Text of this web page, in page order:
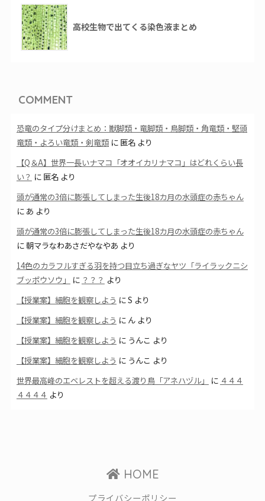
高校生物で出てくる染色液まとめ
COMMENT
恐竜のタイプ分けまとめ：獣脚類・竜脚類・鳥脚類・角竜類・堅頭
竜類・よろい竜類・剣竜類に 匿名より
【Q＆A】世界一長いナマコ「オオイカリナマコ」はどれくらい長
い？ に 匿名より
頭が通常の3倍に膨張してしまった生後18カ月の水頭症の赤ちゃん
に あ より
頭が通常の3倍に膨張してしまった生後18カ月の水頭症の赤ちゃん
に朝マラなわあさだやなやあ より
14色のカラフルすぎる羽を持つ目立ち過ぎなヤツ「ライラックニシ
ブッポウソウ」
に ？？？ より
【授業案】細胞を観察しよう にS より
【授業案】細胞を観察しよう に んより
【授業案】細胞を観察しよう に うんこ より
【授業案】細胞を観察しよう に うんこ より
世界最高峰のエベレストを超える渡り鳥「アネハヅル」
に ４４４
４４４４ より
HOME
プライバシーポリシー